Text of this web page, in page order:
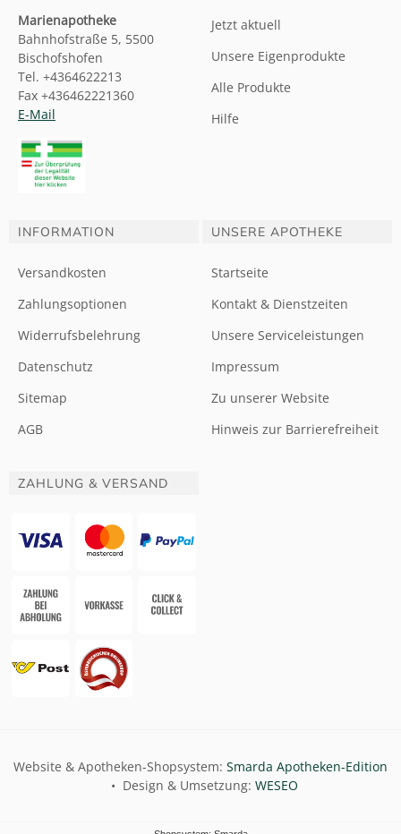
Marienapotheke
Bahnhofstraße 5, 5500
Bischofshofen
Tel. +4364622213
Fax +436462221360
E-Mail
Jetzt aktuell
Unsere Eigenprodukte
Alle Produkte
Hilfe
INFORMATION
Versandkosten
Zahlungsoptionen
Widerrufsbelehrung
Datenschutz
Sitemap
AGB
UNSERE APOTHEKE
Startseite
Kontakt & Dienstzeiten
Unsere Serviceleistungen
Impressum
Zu unserer Website
Hinweis zur Barrierefreiheit
ZAHLUNG & VERSAND
Website & Apotheken-Shopsystem: Smarda Apotheken-Edition
• Design & Umsetzung: WESEO